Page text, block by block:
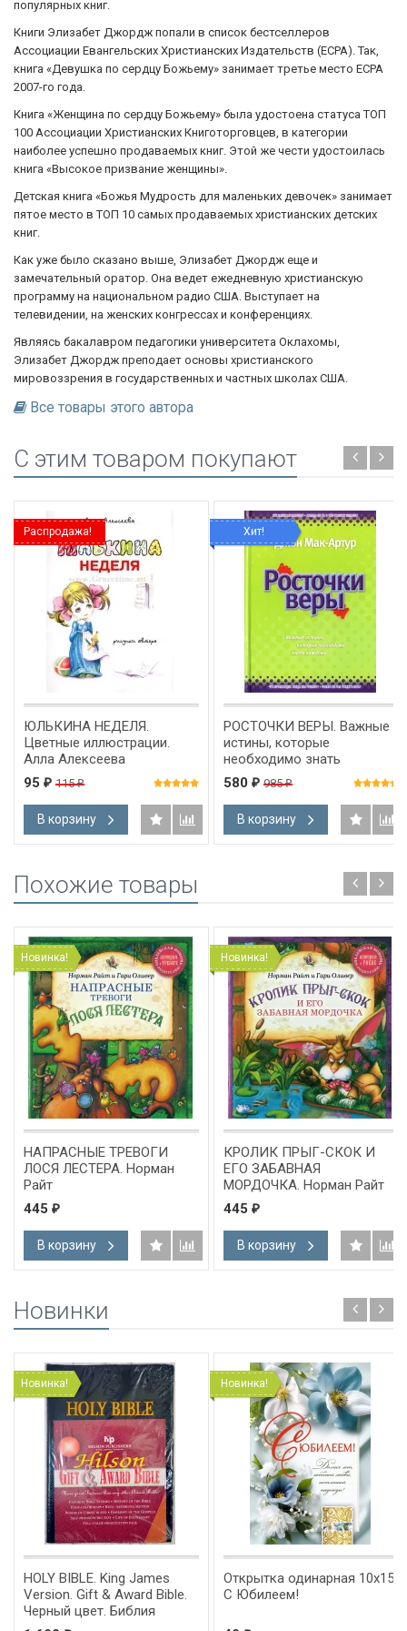
популярных книг.
Книги Элизабет Джордж попали в список бестселлеров
Ассоциации Евангельских Христианских Издательств (ECPA). Так,
книга «Девушка по сердцу Божьему» занимает третье место ECPA
2007-го года.
Книга «Женщина по сердцу Божьему» была удостоена статуса ТОП
100 Ассоциации Христианских Книготорговцев, в категории
наиболее успешно продаваемых книг. Этой же чести удостоилась
книга «Высокое призвание женщины».
Детская книга «Божья Мудрость для маленьких девочек» занимает
пятое место в ТОП 10 самых продаваемых христианских детских
книг.
Как уже было сказано выше, Элизабет Джордж еще и
замечательный оратор. Она ведет ежедневную христианскую
программу на национальном радио США. Выступает на
телевидении, на женских конгрессах и конференциях.
Являясь бакалавром педагогики университета Оклахомы,
Элизабет Джордж преподает основы христианского
мировоззрения в государственных и частных школах США.
Все товары этого автора
C этим товаром покупают
Распродажа!
ЮЛЬКИНА НЕДЕЛЯ.
Цветные иллюстрации.
Алла Алексеева
95 ₽ 115₽
В корзину
Хит!
РОСТОЧКИ ВЕРЫ. Важные
истины, которые
необходимо знать
каждому. Джон Мак-Артур
580 ₽ 985₽
В корзину
Похожие товары
Новинка!
НАПРАСНЫЕ ТРЕВОГИ
ЛОСЯ ЛЕСТЕРА. Норман
Райт
445 ₽
В корзину
Новинка!
КРОЛИК ПРЫГ-СКОК И
ЕГО ЗАБАВНАЯ
МОРДОЧКА. Норман Райт
445 ₽
В корзину
Новинки
Новинка!
HOLY BIBLE. King James
Version. Gift & Award Bible.
Черный цвет. Библия
Короля Иакова на
Новинка!
Открытка одинарная 10x15:
С Юбилеем!